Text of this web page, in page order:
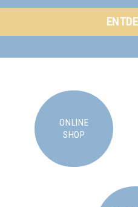
ONLINE
SHOP